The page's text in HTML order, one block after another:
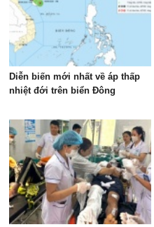
Diễn biến mới nhất về áp thấp
nhiệt đới trên biển Đông